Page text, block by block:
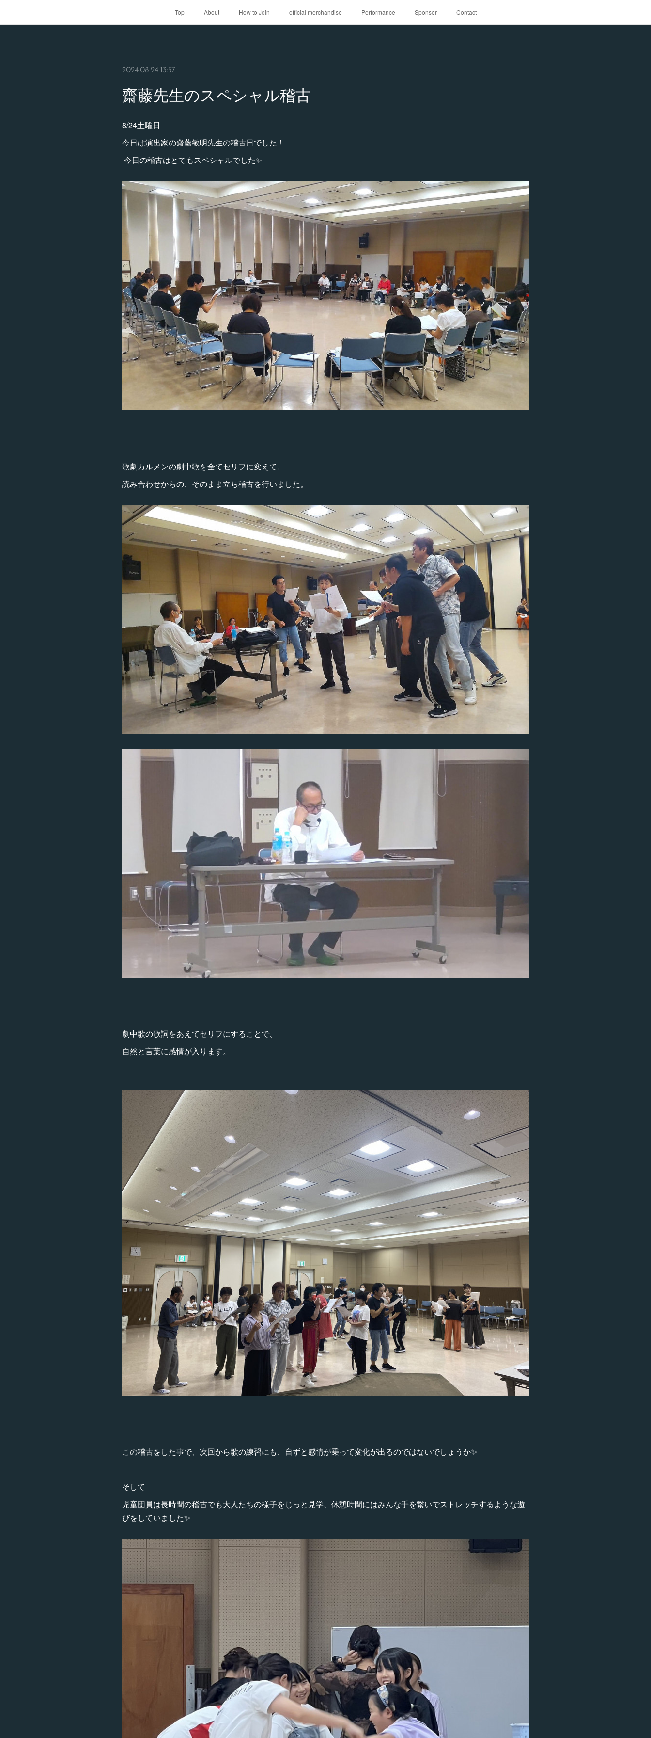
Top About How to Join official merchandise Performance Sponsor Contact
2024.08.24 13:57
齋藤先生のスペシャル稽古
8/24土曜日
今日は演出家の齋藤敏明先生の稽古日でした！
今日の稽古はとてもスペシャルでした✨
歌劇カルメンの劇中歌を全てセリフに変えて、
読み合わせからの、そのまま立ち稽古を行いました。
劇中歌の歌詞をあえてセリフにすることで、
自然と言葉に感情が入ります。
この稽古をした事で、次回から歌の練習にも、自ずと感情が乗って変化が出るのではないでしょうか✨
そして
児童団員は長時間の稽古でも大人たちの様子をじっと見学、休憩時間にはみんな手を繋いでストレッチするような遊
びをしていました✨